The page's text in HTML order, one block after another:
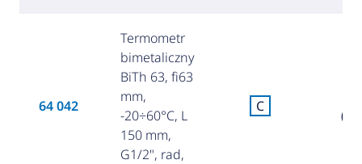
64 042
Termometr
bimetaliczny
BiTh 63, fi63
mm,
-20÷60°C, L
150 mm,
G1/2", rad,
C